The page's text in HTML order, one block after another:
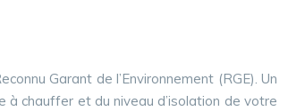
Garant de l’Environnement (RGE). Un
chauffer et du niveau d’isolation de votre